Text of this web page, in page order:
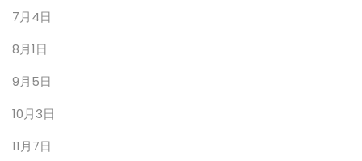
7月4日
8月1日
9月5日
10月3日
11月7日